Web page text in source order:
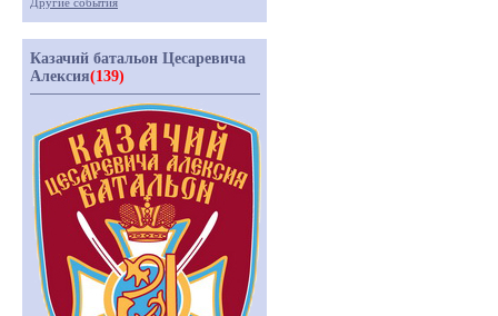
Казачий батальон Цесаревича
Алексия(139)